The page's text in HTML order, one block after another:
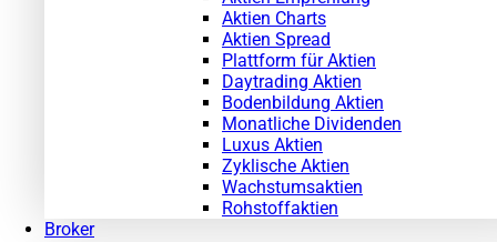
Aktien Charts
Aktien Spread
Plattform für Aktien
Daytrading Aktien
Bodenbildung Aktien
Monatliche Dividenden
Luxus Aktien
Zyklische Aktien
Wachstumsaktien
Rohstoffaktien
Broker